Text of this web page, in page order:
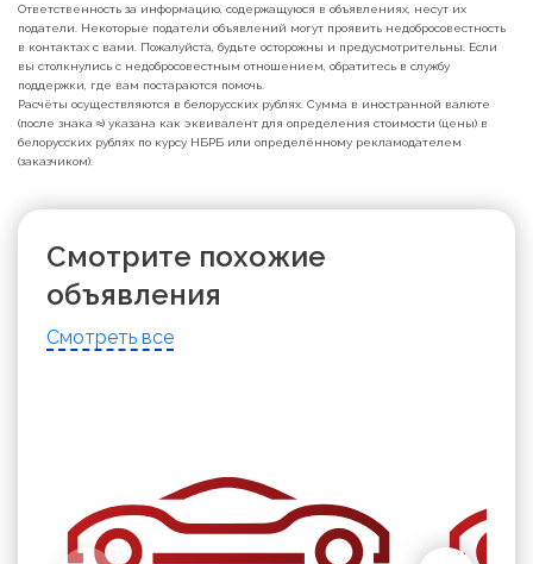
Ответственность за информацию, содержащуюся в объявлениях, несут их
податели. Некоторые податели объявлений могут проявить недобросовестность
в контактах с вами. Пожалуйста, будьте осторожны и предусмотрительны. Если
вы столкнулись с недобросовестным отношением, обратитесь в службу
поддержки, где вам постараются помочь.
Расчёты осуществляются в белорусских рублях. Сумма в иностранной валюте
(после знака ≈) указана как эквивалент для определения стоимости (цены) в
белорусских рублях по курсу НБРБ или определённому рекламодателем
(заказчиком).
Смотрите похожие
объявления
Смотреть все